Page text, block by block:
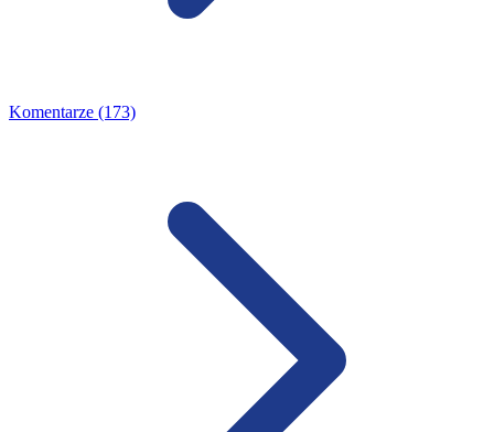
Komentarze (173)